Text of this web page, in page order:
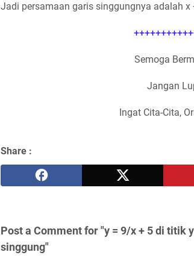
Jadi persamaan garis singgungnya adalah x
Semoga
Jangan
Ingat Cita-Cita,
Share :
Post a Comment for "y = 9/x + 5 di titik
singgung"